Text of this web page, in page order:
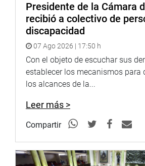
orientar los esfuerzos para cerrar
finalidad que se persigue, que en el
ese entendido, es ineludible
queremos formar y qué tipo de
Sineace.
En la audiencia pública realizada en
Rodríguez Chávez; Jorge Alva
representantes de la Universidad
Agraria- La Molina; Universidad del
puntos de vista y sus aportes sobre
PRENSA/CONGRESO
Presidente de la Cámara
recibió a colectivo de
discapacidad
07 Ago 2026 | 17:50 h
Con el objeto de escuchar sus
establecer los mecanismos para
los alcances de la...
Leer más >
Compartir